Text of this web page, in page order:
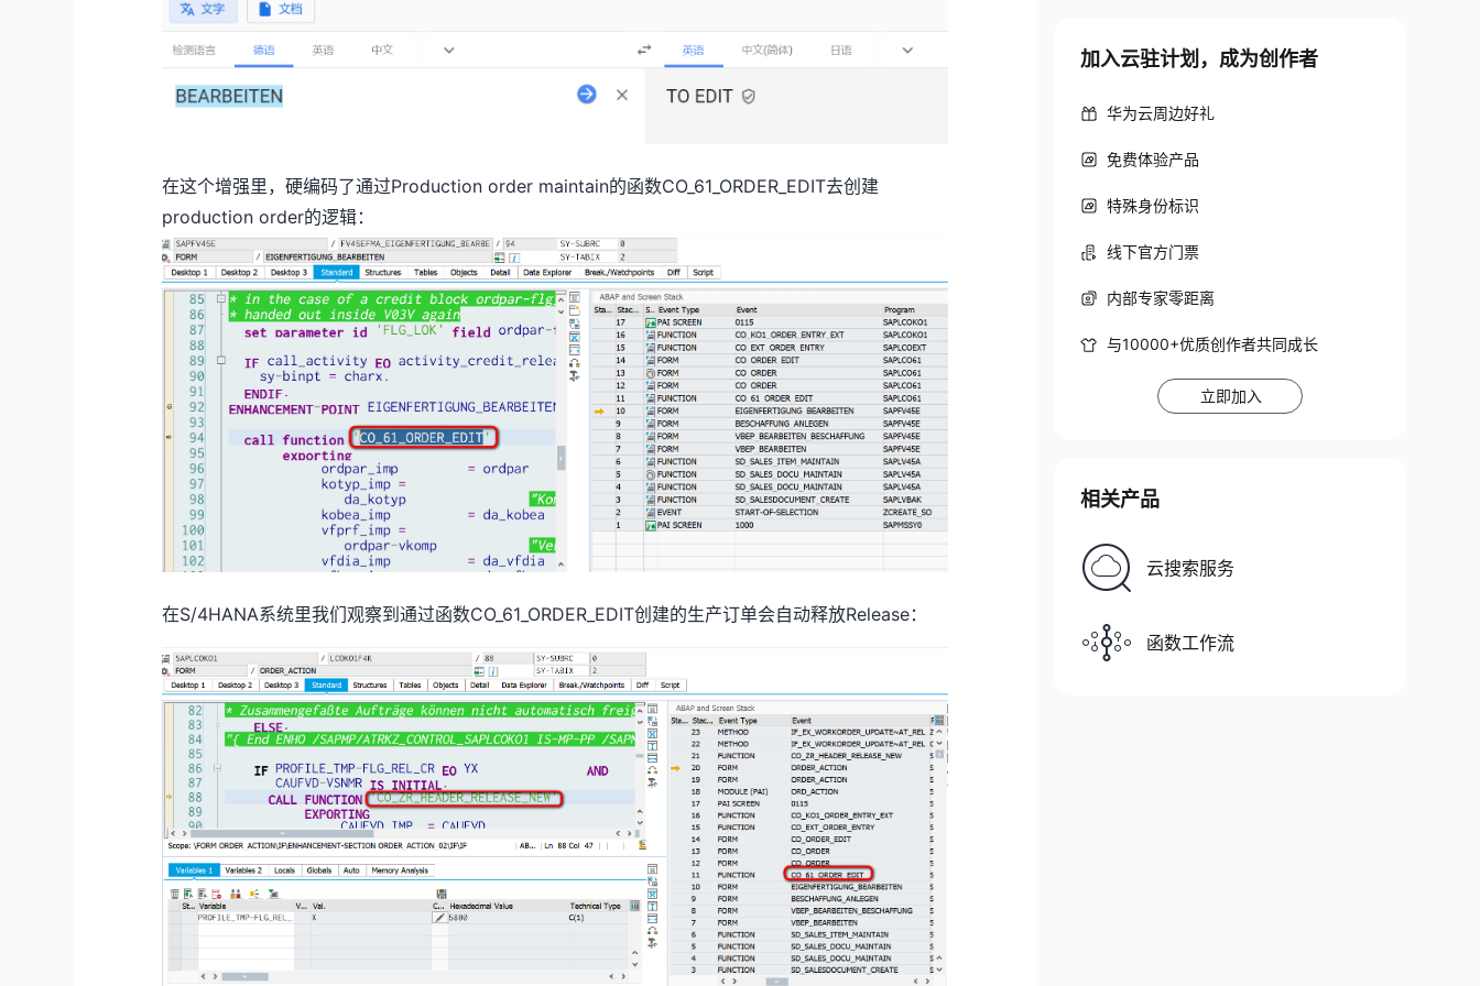
在这个增强里，硬编码了通过Production order maintain的函数CO_61_ORDER_EDIT去创建
production order的逻辑：
在S/4HANA系统里我们观察到通过函数CO_61_ORDER_EDIT创建的生产订单会自动释放Release：
加入云驻计划，成为创作者
华为云周边好礼
免费体验产品
特殊身份标识
线下官方门票
内部专家零距离
与10000+优质创作者共同成长
立即加入
相关产品
云搜索服务
函数工作流